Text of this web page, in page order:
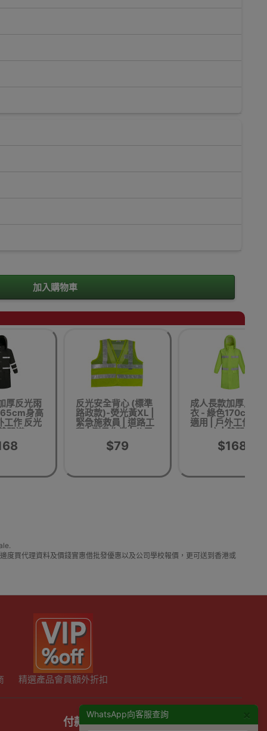
加入購物車
厚反光雨
身高
工作 反光
門襟
反光安全背心 (標準
路政款)-熒光黃XL |
緊急施救員 | 道路工
程 | 測量作業 | 公用
事業 | 香港行貨
$79
成人長款加厚反光
衣 - 綠色170cm身
適用 | 戶外工作 反
衣 | 雙門襟
$168
買代理資料及價錢實惠借批發優惠以及公司學校報價，更可送到香港或
WhatsApp向客服查詢
精選產品會員額外折扣
付款方式